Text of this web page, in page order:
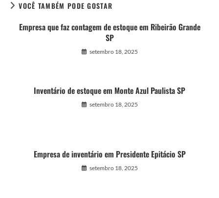
VOCÊ TAMBÉM PODE GOSTAR
Empresa que faz contagem de estoque em Ribeirão Grande
SP
setembro 18, 2025
Inventário de estoque em Monte Azul Paulista SP
setembro 18, 2025
Empresa de inventário em Presidente Epitácio SP
setembro 18, 2025